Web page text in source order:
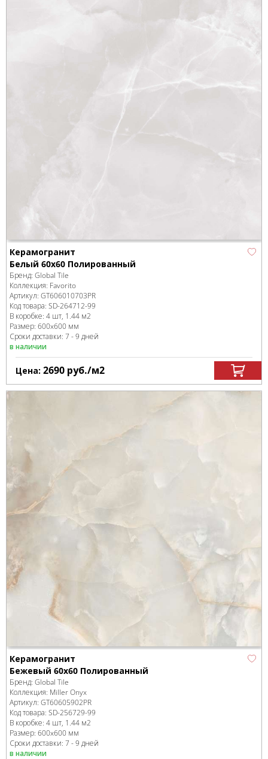
Керамогранит
Белый 60x60 Полированный
Бренд: Global Tile
Коллекция: Favorito
Артикул: GT606010703PR
Код товара: SD-264712-99
В коробке: 4 шт, 1.44 м2
Размер: 600x600 мм
Сроки доставки: 7 - 9 дней
в наличии
Цена: 2690 руб./м2
Керамогранит
Бежевый 60x60 Полированный
Бренд: Global Tile
Коллекция: Miller Onyx
Артикул: GT60605902PR
Код товара: SD-256729-99
В коробке: 4 шт, 1.44 м2
Размер: 600x600 мм
Сроки доставки: 7 - 9 дней
в наличии